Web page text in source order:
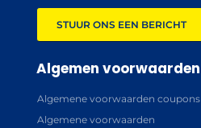
STUUR ONS EEN BERICHT
Algemen voorwaarden
Algemene voorwaarden coupons
Algemene voorwaarden